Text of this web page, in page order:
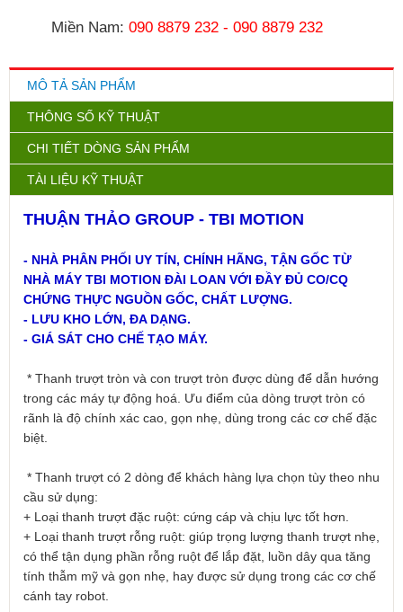
Miền Nam: 090 8879 232 - 090 8879 232
MÔ TẢ SẢN PHẨM
THÔNG SỐ KỸ THUẬT
CHI TIẾT DÒNG SẢN PHẨM
TÀI LIỆU KỸ THUẬT
THUẬN THẢO GROUP - TBI MOTION
- NHÀ PHÂN PHỐI UY TÍN, CHÍNH HÃNG, TẬN GỐC TỪ
NHÀ MÁY TBI MOTION ĐÀI LOAN VỚI ĐẦY ĐỦ CO/CQ
CHỨNG THỰC NGUỒN GỐC, CHẤT LƯỢNG.
- LƯU KHO LỚN, ĐA DẠNG.
- GIÁ SÁT CHO CHẾ TẠO MÁY.
* Thanh trượt tròn và con trượt tròn được dùng để dẫn hướng
trong các máy tự động hoá. Ưu điểm của dòng trượt tròn có
rãnh là độ chính xác cao, gọn nhẹ, dùng trong các cơ chế đặc
biệt.
* Thanh trượt có 2 dòng để khách hàng lựa chọn tùy theo nhu
cầu sử dụng:
+ Loại thanh trượt đặc ruột: cứng cáp và chịu lực tốt hơn.
+ Loại thanh trượt rỗng ruột: giúp trọng lượng thanh trượt nhẹ,
có thể tận dụng phần rỗng ruột để lắp đặt, luồn dây qua tăng
tính thẫm mỹ và gọn nhẹ, hay được sử dụng trong các cơ chế
cánh tay robot.